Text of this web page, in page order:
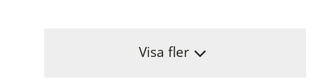
Visa fler